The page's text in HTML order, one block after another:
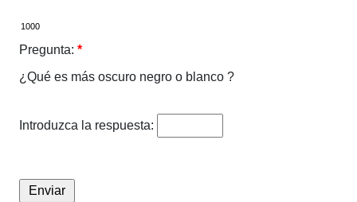
Pregunta: *
¿Qué es más oscuro negro o blanco ?
Introduzca la respuesta: